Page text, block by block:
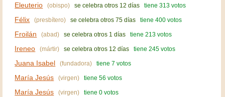
Eleuterio (obispo) se celebra otros 12 días tiene 313 votos
Félix (presbítero) se celebra otros 75 días tiene 400 votos
Froilán (abad) se celebra otros 1 días tiene 213 votos
Ireneo (mártir) se celebra otros 12 días tiene 245 votos
Juana Isabel (fundadora) tiene 7 votos
María Jesús (virgen) tiene 56 votos
María Jesús (virgen) tiene 0 votos